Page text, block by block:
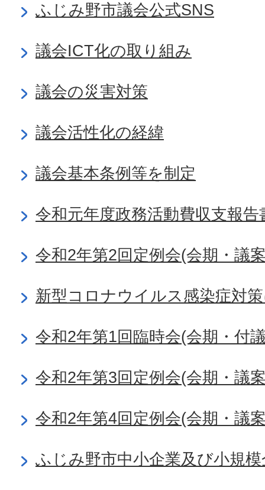
ふじみ野市議会公式SNS
議会ICT化の取り組み
議会の災害対策
議会活性化の経緯
議会基本条例等を制定
令和元年度政務活動費収支報告
令和2年第2回定例会(会期・議
新型コロナウイルス感染症対
令和2年第1回臨時会(会期・付
令和2年第3回定例会(会期・議
令和2年第4回定例会(会期・議
ふじみ野市中小企業及び小規